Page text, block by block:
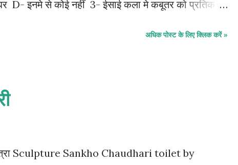
D- इनमे से कोई नहीं 3- ईसाई कला मे कबूतर को प्रतिक
D- सभी 6- अफरोदीति की प्रतिमा किसने बनाई
फ्रेसकेतेलीज D- सभी 7- प्रसिद्ध कलाकार रॉबर्ट डिलोने
A- सुरीलवाद B-भविष्यवाद C-उत्तर प्रभावाद D-
...
अधिक पोस्ट के लिए क्लिक करें »
Sculpture Sankho Chaudhari toilet by